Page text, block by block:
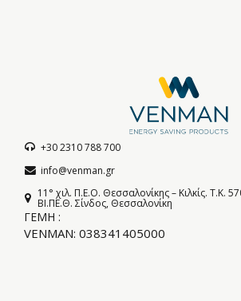
+30 2310 788 700
info@venman.gr
11° χιλ. Π.Ε.Ο. Θεσσαλονίκης – Κιλκίς. T.K.
BI.ΠΕ.Θ. Σίνδος, Θεσσαλονίκη
ΓΕΜΗ :
VENMAN: 038341405000